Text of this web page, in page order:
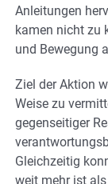
Anleitungen
kamen nicht zu
und Bewegung
Ziel der Aktion
Weise zu
gegenseitiger
Gleichzeitig
weit mehr ist